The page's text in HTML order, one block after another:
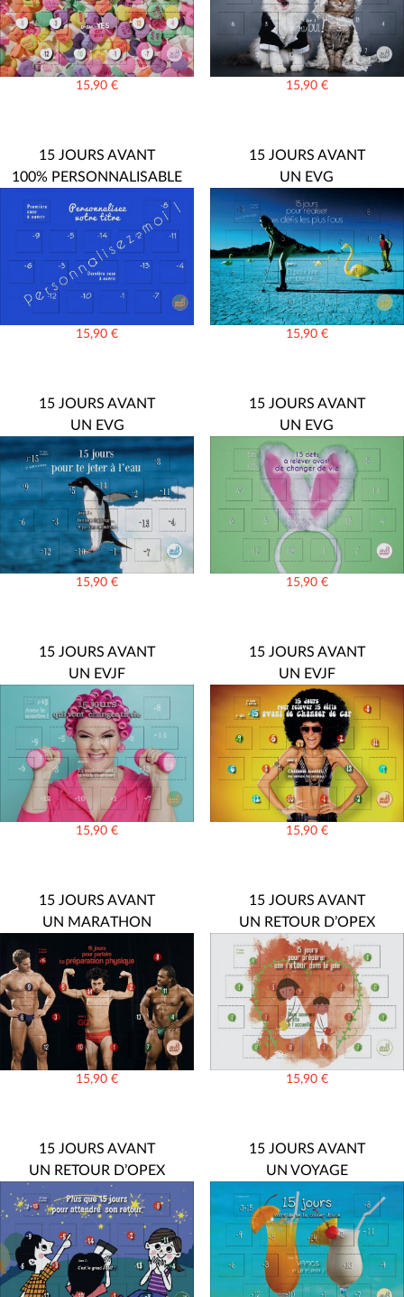
15,90€ 15,90 €
15 JOURS AVANT
100% PERSONNALISABLE
15,90€
15 JOURS AVANT
UN EVG
15,90 €
15 JOURS AVANT
UN EVG
15,90€
15 JOURS AVANT
UN EVG
15,90 €
15 JOURS AVANT
UN EVJF
15,90€
15 JOURS AVANT
UN EVJF
15,90 €
15 JOURS AVANT
UN MARATHON
15,90€
15 JOURS AVANT
UN RETOUR D’OPEX
15,90 €
15 JOURS AVANT
UN RETOUR D’OPEX
15 JOURS AVANT
UN VOYAGE